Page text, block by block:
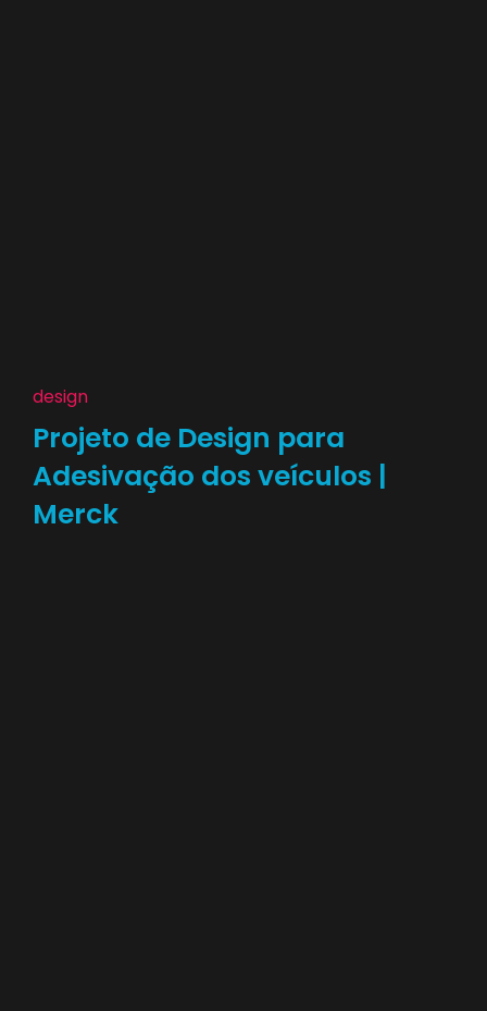
design
Projeto de Design para
Adesivação dos veículos |
Merck